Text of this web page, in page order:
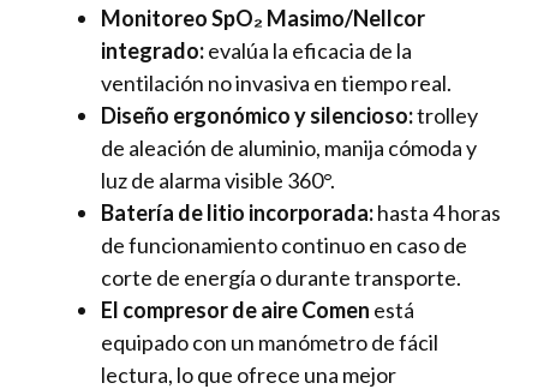
Monitoreo SpO₂ Masimo/Nellcor
integrado:evalúa la eficacia de la
ventilación no invasiva en tiempo real.
Diseño ergonómico y silencioso:trolley
de aleación de aluminio, manija cómoda y
luz de alarma visible 360°.
Batería de litio incorporada:hasta 4 horas
de funcionamiento continuo en caso de
corte de energía o durante transporte.
El compresor de aire Comen está
equipado con un manómetro de fácil
lectura, lo que ofrece una mejor